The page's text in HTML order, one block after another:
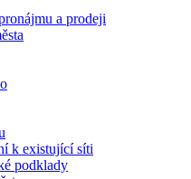
a prodeji
k existující síti
podklady